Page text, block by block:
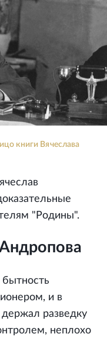
книги Вячеслава
"Родины".
и в
держал разведку
неплохо